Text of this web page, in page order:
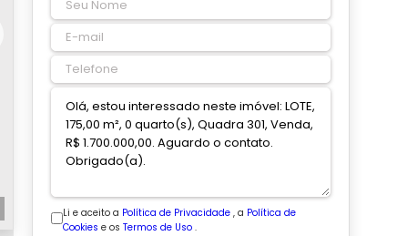
Li e aceito a Política de Privacidade , a Política de
Cookies e osTermos de Uso .